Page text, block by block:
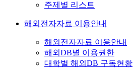
주제별 리스트
해외전자자료 이용안내
해외전자자료 이용안내
해외DB별 이용권한
대학별 해외DB 구독현황